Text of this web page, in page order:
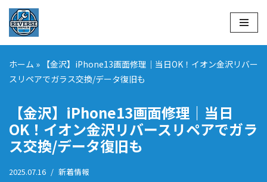
コ
ン
テ
ン
キ
ッ
ホーム » 【金沢】iPhone13画面修理｜当日OK！イオン金沢リバー
スリペアでガラス交換/データ復旧も
【金沢】iPhone13画面修理｜当日
OK！イオン金沢リバースリペアでガラ
ス交換/データ復旧も
2025.07.16 新着情報